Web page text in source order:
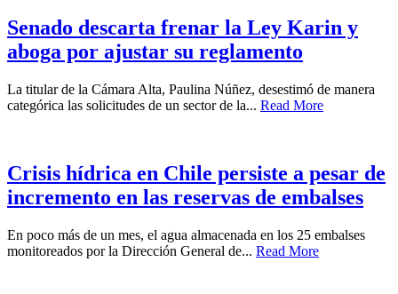
Senado descarta frenar la Ley Karin y
aboga por ajustar su reglamento
La titular de la Cámara Alta, Paulina Núñez, desestimó de manera
categórica las solicitudes de un sector de la... Read More
Crisis hídrica en Chile persiste a pesar de
incremento en las reservas de embalses
En poco más de un mes, el agua almacenada en los 25 embalses
monitoreados por la Dirección General de... Read More